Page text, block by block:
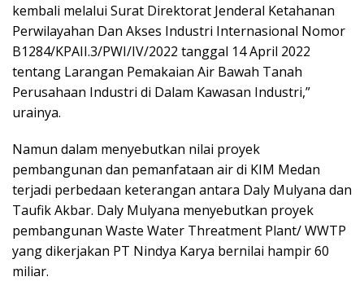
kembali melalui Surat Direktorat Jenderal Ketahanan
Perwilayahan Dan Akses Industri Internasional Nomor
B1284/KPAII.3/PWI/IV/2022 tanggal 14 April 2022
tentang Larangan Pemakaian Air Bawah Tanah
Perusahaan Industri di Dalam Kawasan Industri,”
urainya.
Namun dalam menyebutkan nilai proyek
pembangunan dan pemanfataan air di KIM Medan
terjadi perbedaan keterangan antara Daly Mulyana dan
Taufik Akbar. Daly Mulyana menyebutkan proyek
pembangunan Waste Water Threatment Plant/ WWTP
yang dikerjakan PT Nindya Karya bernilai hampir 60
miliar.